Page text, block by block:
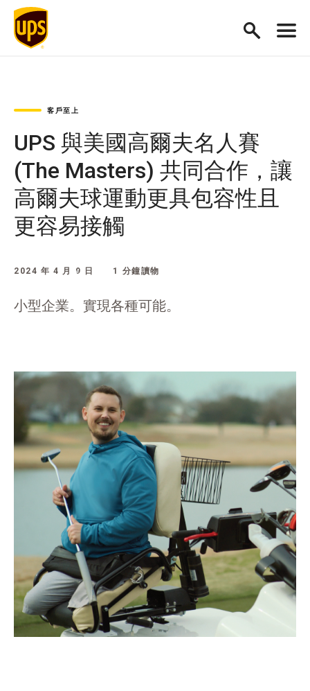
客戶至上
UPS 與美國高爾夫名人賽
(The Masters) 共同合作，讓
高爾夫球運動更具包容性且
更容易接觸
2024 年 4 月 9 日 1 分鐘讀物
小型企業。實現各種可能。